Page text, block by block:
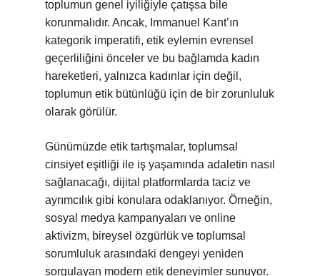
toplumun genel iyiliğiyle çatışsa bile
korunmalıdır. Ancak, Immanuel Kant’ın
kategorik imperatifi, etik eylemin evrensel
geçerliliğini önceler ve bu bağlamda kadın
hareketleri, yalnızca kadınlar için değil,
toplumun etik bütünlüğü için de bir zorunluluk
olarak görülür.
Günümüzde etik tartışmalar, toplumsal
cinsiyet eşitliği ile iş yaşamında adaletin nasıl
sağlanacağı, dijital platformlarda taciz ve
ayrımcılık gibi konulara odaklanıyor. Örneğin,
sosyal medya kampanyaları ve online
aktivizm, bireysel özgürlük ve toplumsal
sorumluluk arasındaki dengeyi yeniden
sorgulayan modern etik deneyimler sunuyor.